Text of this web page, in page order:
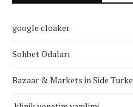
google cloaker
Sohbet Odaları
Bazaar & Markets in Side